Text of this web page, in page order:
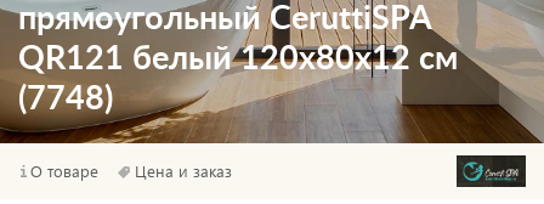
прямоугольный CeruttiSPA
QR121 белый 120х80х12 см
(7748)
О товаре Цена и заказ